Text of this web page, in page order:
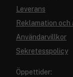
Leverans
Reklamation
Användarvillkor
Sekretesspolicy
Öppettider: